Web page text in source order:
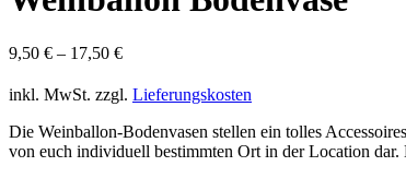
9,50 € – 17,50 €
inkl. MwSt. zzgl. Lieferungskosten
Die Weinballon-Bodenvasen stellen ein tolles
von euch individuell bestimmten Ort in der Location dar.